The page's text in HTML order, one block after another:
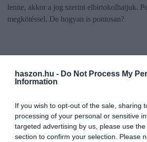
haszon.hu - Do Not Process My
Information
If you wish to opt-out of the sale, sharing
processing of your personal or sensitive
targeted advertising by us, please use
section to confirm your selection. Please
lenne, akkor a jog szerint elbirtokolhatjuk.
megkötéssel. De hogyan is pontosan?